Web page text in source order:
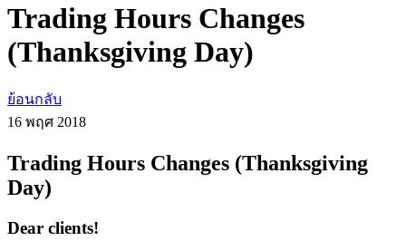
Trading Hours Changes
(Thanksgiving Day)
ย้อนกลับ
16 พฤศ 2018
Trading Hours Changes (Thanksgiving
Day)
Dear clients!